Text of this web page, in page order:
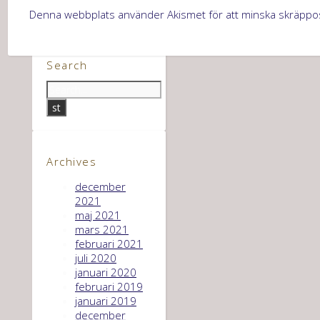
Denna webbplats använder Akismet för att minska
Search
Archives
december
2021
maj 2021
mars 2021
februari 2021
juli 2020
januari 2020
februari 2019
januari 2019
december